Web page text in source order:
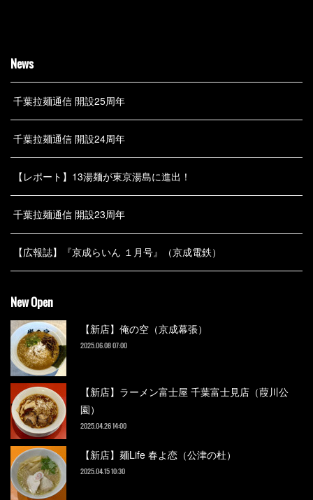
News
千葉拉麺通信 開設25周年
千葉拉麺通信 開設24周年
【レポート】13湯麺が東京湯島に進出！
千葉拉麺通信 開設23周年
【広報誌】『京成らいん １月号』（京成電鉄）
New Open
【新店】俺の空（京成幕張）
2025.06.08 07:00
【新店】ラーメン富士屋 千葉富士見店（葭川公
園）
2025.04.26 14:00
【新店】麺Life 春よ恋（公津の杜）
2025.04.15 10:30